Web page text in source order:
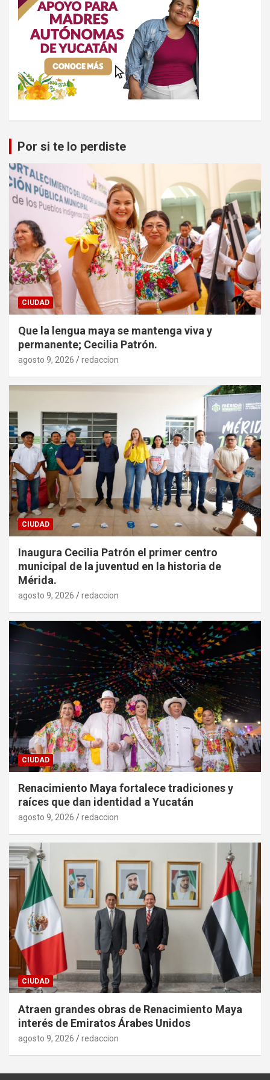
Por si te lo perdiste
CIUDAD
Que la lengua maya se mantenga viva y
permanente; Cecilia Patrón.
agosto 9, 2026 redaccion
CIUDAD
Inaugura Cecilia Patrón el primer centro
municipal de la juventud en la historia de
Mérida.
agosto 9, 2026 redaccion
CIUDAD
Renacimiento Maya fortalece tradiciones y
raíces que dan identidad a Yucatán
agosto 9, 2026 redaccion
CIUDAD
Atraen grandes obras de Renacimiento Maya
interés de Emiratos Árabes Unidos
agosto 9, 2026 redaccion